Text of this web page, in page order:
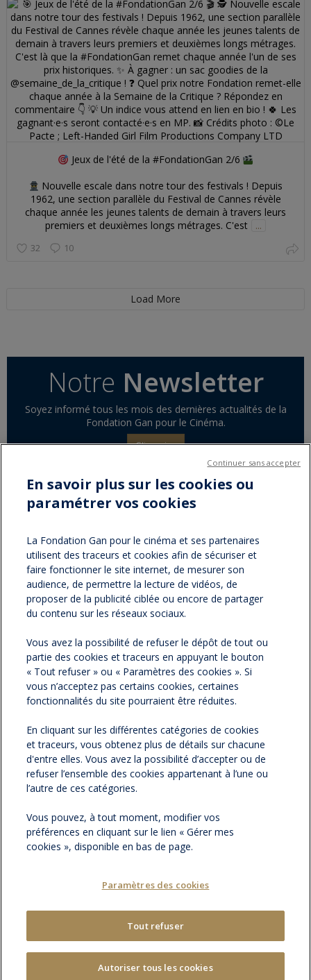
Jeux de l'été de la #FondationGan 2/6
Nouvelle escale dans notre tour des festivals ! Depuis
1962, une section parallèle du Festival de Cannes révèle
chaque année les jeunes talents de demain à travers leurs
premiers et deuxièmes longs métrages. C'est
...
32 10
Load More
Notre Newsletter
Soyez informé tous les mois des dernières actualités de la
Fondation Gan pour le Cinéma.
S'inscrire
Partager sur :
facebook
twitterVersion
imprimable
NOS NEWSLETTERS
NOS PARTENAIRES
ESPACE PRESSE
NOS ACTUALITÉS
CONTACTEZ-NOUS
MENTIONS LÉGALES
PLAN DU SITE
|
GÉRER MES COOKIES
En savoir plus sur les cookies ou
paramétrer vos cookies
La Fondation Gan pour le cinéma et ses partenaires
utilisent des traceurs et cookies afin de sécuriser et
faire fonctionner le site internet, de mesurer son
audience, de permettre la lecture de vidéos, de
proposer de la publicité ciblée ou encore de partager
du contenu sur les réseaux sociaux.
Vous avez la possibilité de refuser le dépôt de tout ou
partie des cookies et traceurs en appuyant le bouton
« Tout refuser » ou « Paramètres des cookies ». Si
vous n’acceptez pas certains cookies, certaines
fonctionnalités du site pourraient être réduites.
En cliquant sur les différentes catégories de cookies
et traceurs, vous obtenez plus de détails sur chacune
d'entre elles. Vous avez la possibilité d’accepter ou de
refuser l’ensemble des cookies appartenant à l’une ou
l’autre de ces catégories.
Vous pouvez, à tout moment, modifier vos
préférences en cliquant sur le lien « Gérer mes
cookies », disponible en bas de page.
Paramètres des cookies
Tout refuser
Autoriser tous les cookies
Continuer sans accepter